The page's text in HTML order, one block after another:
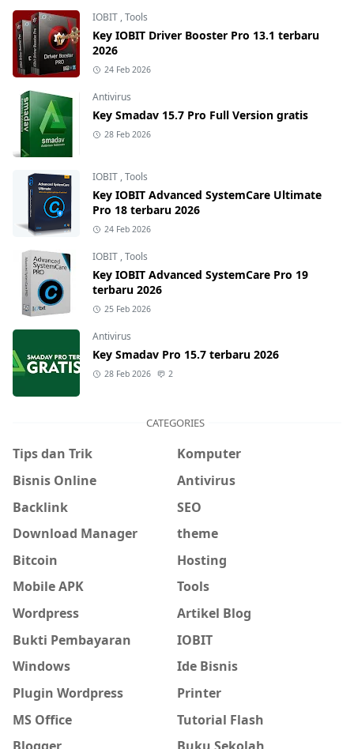
IOBIT ,Tools
Key IOBIT Driver Booster Pro 13.1 terbaru
2026
24 Feb 2026
Antivirus
Key Smadav 15.7 Pro Full Version gratis
28 Feb 2026
IOBIT ,Tools
Key IOBIT Advanced SystemCare Ultimate
Pro 18 terbaru 2026
24 Feb 2026
IOBIT ,Tools
Key IOBIT Advanced SystemCare Pro 19
terbaru 2026
25 Feb 2026
Antivirus
Key Smadav Pro 15.7 terbaru 2026
28 Feb 2026 2
CATEGORIES
Tips dan Trik
Komputer
Bisnis Online
Antivirus
Backlink
SEO
Download Manager
theme
Bitcoin
Hosting
Mobile APK
Tools
Wordpress
Artikel Blog
Bukti Pembayaran
IOBIT
Windows
Ide Bisnis
Plugin Wordpress
Printer
MS Office
Tutorial Flash